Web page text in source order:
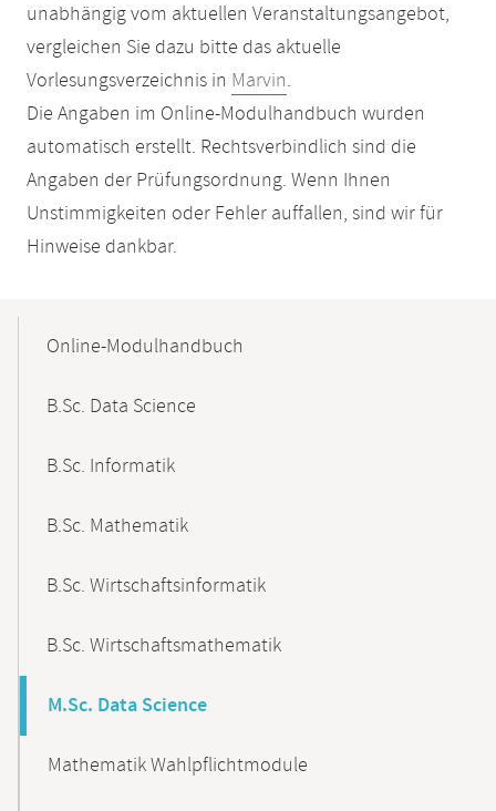
unabhängig vom aktuellen Veranstaltungsangebot,
vergleichen Sie dazu bitte das aktuelle
Vorlesungsverzeichnis in Marvin.
Die Angaben im Online-Modulhandbuch wurden
automatisch erstellt. Rechtsverbindlich sind die
Angaben der Prüfungsordnung. Wenn Ihnen
Unstimmigkeiten oder Fehler auffallen, sind wir für
Hinweise dankbar.
NavigationOnline-Modulhandbuch
B.Sc. Data Science
B.Sc. Informatik
B.Sc. Mathematik
B.Sc. Wirtschaftsinformatik
B.Sc. Wirtschaftsmathematik
M.Sc. Data Science
Mathematik Wahlpflichtmodule